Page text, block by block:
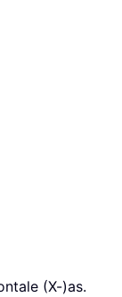
(X-)as.